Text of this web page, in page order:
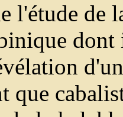
l'étude de
que